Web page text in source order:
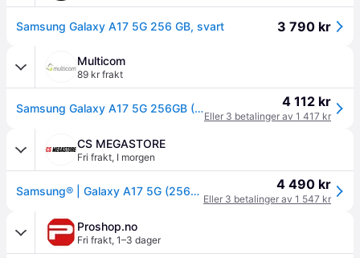
Samsung Galaxy A17 5G 256 GB, svart 3 790 kr
Multicom
89 kr frakt
Samsung Galaxy A17 5G 256GB (SM-A176BZKDEUB) 4 112 kr
Eller 3 betalinger av 1 417 kr
CS MEGASTORE
Fri frakt, I morgen
Samsung® | Galaxy A17 5G (256GB) - Black 4 490 kr
Eller 3 betalinger av 1 547 kr
Proshop.no
Fri frakt, 1–3 dager